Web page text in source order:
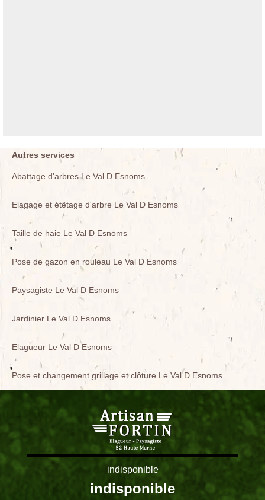
Autres services
Abattage d'arbres Le Val D Esnoms
Elagage et étêtage d'arbre Le Val D Esnoms
Taille de haie Le Val D Esnoms
Pose de gazon en rouleau Le Val D Esnoms
Paysagiste Le Val D Esnoms
Jardinier Le Val D Esnoms
Elagueur Le Val D Esnoms
Pose et changement grillage et clôture Le Val D Esnoms
indisponible
indisponible